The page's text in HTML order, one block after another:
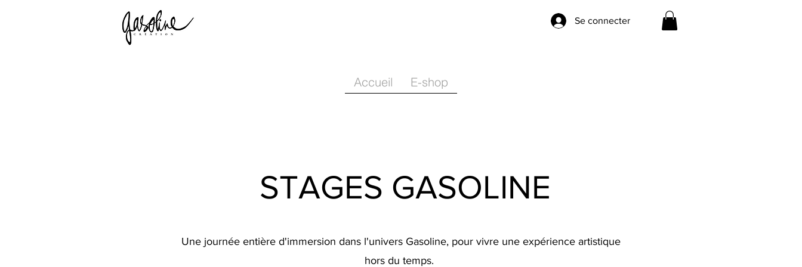
Se connecter
Accueil E-shop
STAGES GASOLINE
Une journée entière d'immersion dans l'univers Gasoline, pour vivre une expérience artistique
hors du temps.